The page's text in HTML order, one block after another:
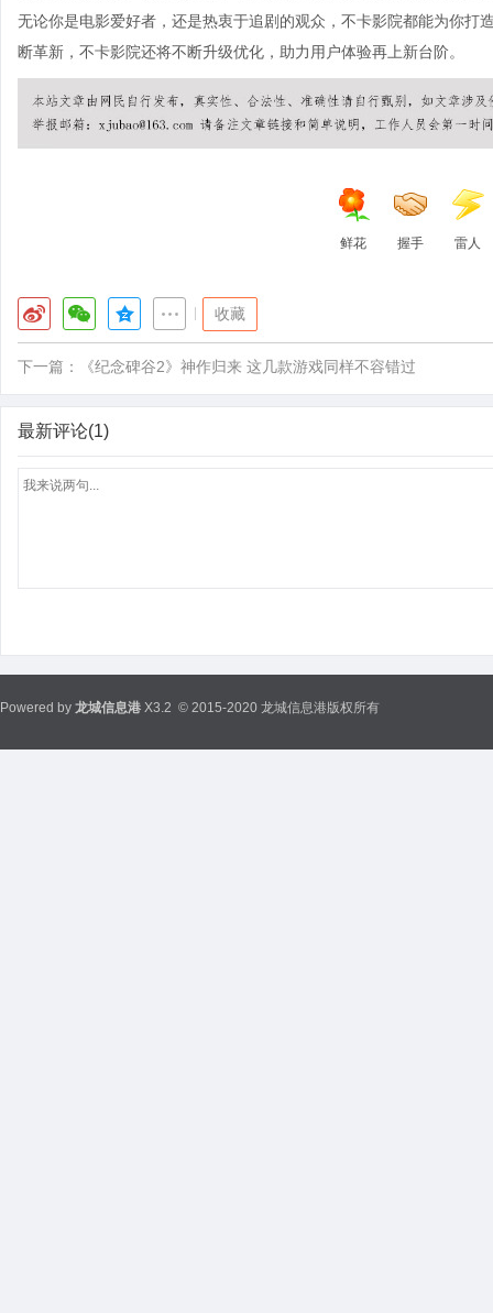
无论你是电影爱好者，还是热衷于追剧的观众，不卡影院都能为你打
断革新，不卡影院还将不断升级优化，助力用户体验再上新台阶。
鲜花 握手 雷人
收藏
下一篇： 《纪念碑谷2》神作归来 这几款游戏同样不容错过
最新评论(1)
Powered by 龙城信息港 X3.2 © 2015-2020 龙城信息港版权所有